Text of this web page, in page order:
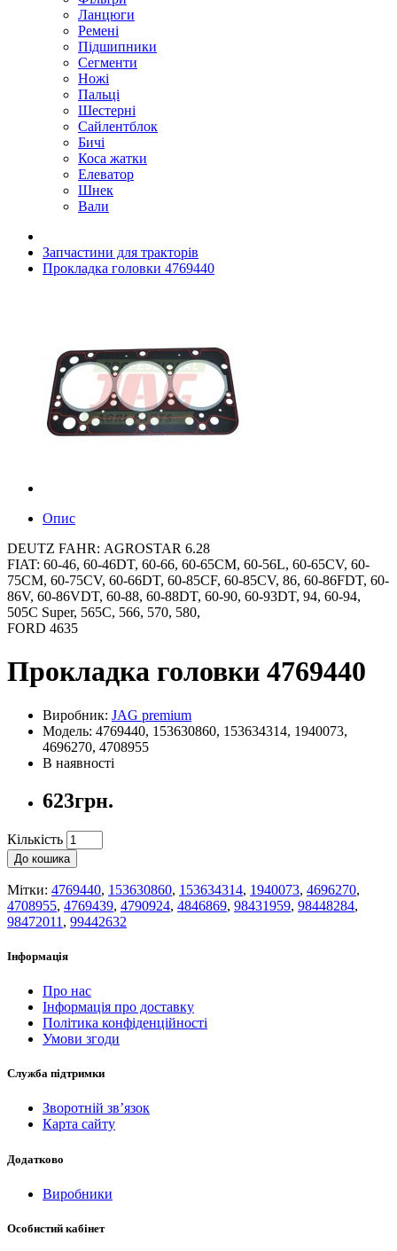
Ланцюги
Ремені
Підшипники
Сегменти
Ножі
Пальці
Шестерні
Сайлентблок
Бичі
Коса жатки
Елеватор
Шнек
Вали
Запчастини для тракторів
Прокладка головки 4769440
Опис
DEUTZ FAHR: AGROSTAR 6.28
FIAT: 60-46, 60-46DT, 60-66, 60-65CM, 60-56L, 60-65CV, 60-
75CM, 60-75CV, 60-66DT, 60-85CF, 60-85CV, 86, 60-86FDT, 60-
86V, 60-86VDT, 60-88, 60-88DT, 60-90, 60-93DT, 94, 60-94,
505C Super, 565C, 566, 570, 580,
FORD 4635
Прокладка головки 4769440
Виробник: JAG premium
Модель: 4769440, 153630860, 153634314, 1940073,
4696270, 4708955
В наявності
623грн.
Кількість
До кошика
Мітки: 4769440, 153630860, 153634314, 1940073, 4696270,
4708955, 4769439, 4790924, 4846869, 98431959, 98448284,
98472011 , 99442632
Інформація
Про нас
Інформація про доставку
Політика конфіденційності
Умови згоди
Служба підтримки
Зворотній зв’язок
Карта сайту
Додатково
Виробники
Особистий кабінет